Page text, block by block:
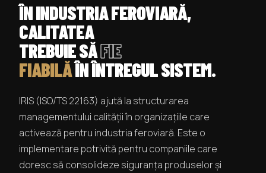
ÎN INDUSTRIA FEROVIARĂ,
CALITATEA
TREBUIE SĂFIE
FIABILĂÎN ÎNTREGUL SISTEM.
IRIS (ISO/TS 22163) ajută la structurarea
managementului calității în organizațiile care
activează pentru industria feroviară. Este o
implementare potrivită pentru companiile care
doresc să consolideze siguranța produselor și